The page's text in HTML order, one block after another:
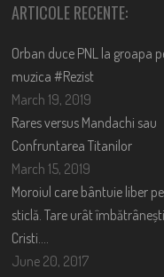
ARTICOLE RECENTE:
Orban duce PNL la groapa
muzica #Rezist
March 19, 2019
Rares versus Mandachi sau
Confruntarea Titanilor
March 15, 2019
Moroiul care bântuie liber pe
sticlă. Tare urât
Cristi….
June 20, 2017